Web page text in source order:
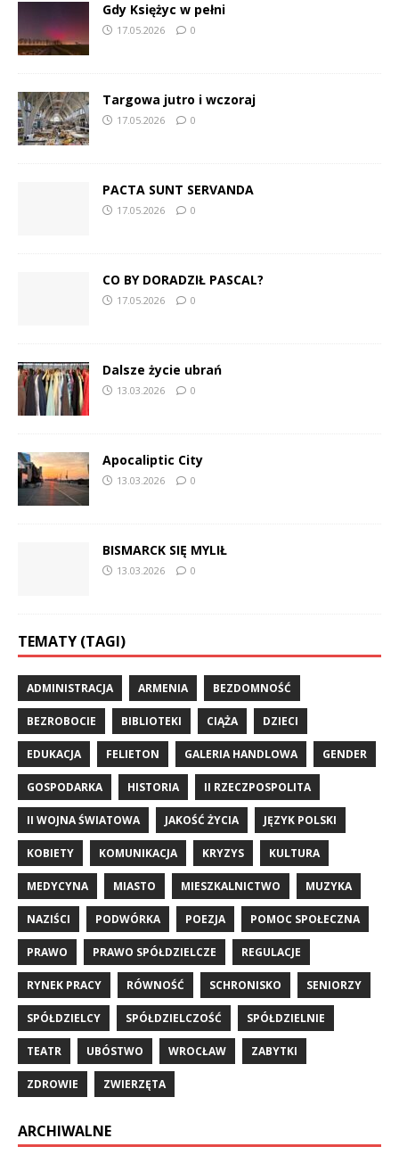
Gdy Księżyc w pełni
17.05.2026 0
Targowa jutro i wczoraj
17.05.2026 0
PACTA SUNT SERVANDA
17.05.2026 0
CO BY DORADZIŁ PASCAL?
17.05.2026 0
Dalsze życie ubrań
13.03.2026 0
Apocaliptic City
13.03.2026 0
BISMARCK SIĘ MYLIŁ
13.03.2026 0
TEMATY (TAGI)
ADMINISTRACJA ARMENIA BEZDOMNOŚĆ
BEZROBOCIE BIBLIOTEKI CIĄŻA DZIECI
EDUKACJA FELIETON GALERIA HANDLOWA GENDER
GOSPODARKA HISTORIA II RZECZPOSPOLITA
II WOJNA ŚWIATOWA JAKOŚĆ ŻYCIA JĘZYK POLSKI
KOBIETY KOMUNIKACJA KRYZYS KULTURA
MEDYCYNA MIASTO MIESZKALNICTWO MUZYKA
NAZIŚCI PODWÓRKA POEZJA POMOC SPOŁECZNA
PRAWO PRAWO SPÓŁDZIELCZE REGULACJE
RYNEK PRACY RÓWNOŚĆ SCHRONISKO SENIORZY
SPÓŁDZIELCY SPÓŁDZIELCZOŚĆ SPÓŁDZIELNIE
TEATR UBÓSTWO WROCŁAW ZABYTKI
ZDROWIE ZWIERZĘTA
ARCHIWALNE